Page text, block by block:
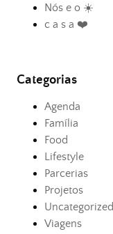
Nós e o ☀️
c a s a ❤️
Categorias
Agenda
Família
Food
Lifestyle
Parcerias
Projetos
Uncategorized
Viagens